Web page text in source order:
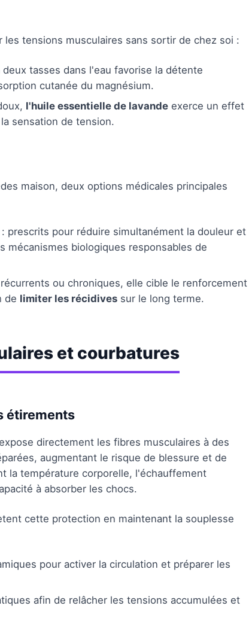
tensions musculaires sans sortir de chez soi :
tasses dans l'eau favorise la détente
cutanée du magnésium.
l'huile essentielle de lavande exerce un effet
sensation de tension.
maison, deux options médicales principales
: prescrits pour réduire simultanément la douleur et
mécanismes biologiques responsables de
ou chroniques, elle cible le renforcement
de limiter les récidives sur le long terme.
et courbatures
étirements
directement les fibres musculaires à des
augmentant le risque de blessure et de
la température corporelle, l'échauffement
à absorber les chocs.
cette protection en maintenant la souplesse
pour activer la circulation et préparer les
afin de relâcher les tensions accumulées et